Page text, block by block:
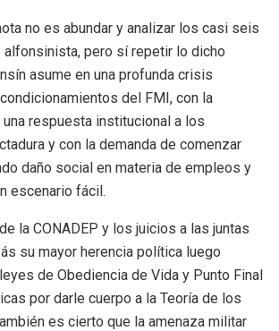
no es abundar y analizar los casi seis
alfonsinista, pero sí repetir lo dicho
asume en una profunda crisis
del FMI, con la
respuesta institucional a los
y con la demanda de comenzar
daño social en materia de empleos y
escenario fácil.
la CONADEP y los juicios a las juntas
su mayor herencia política luego
de Obediencia de Vida y Punto Final
por darle cuerpo a la Teoría de los
es cierto que la amenaza militar